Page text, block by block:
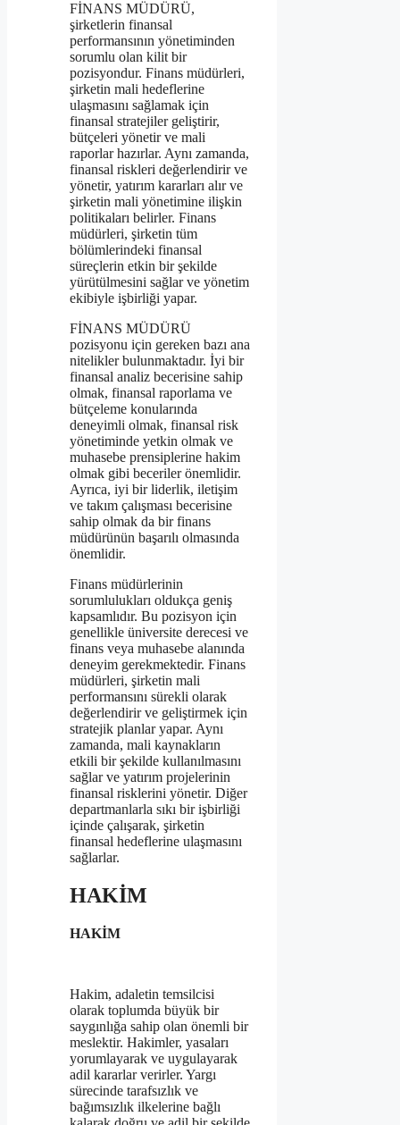
FİNANS MÜDÜRÜ,
şirketlerin finansal
performansının yönetiminden
sorumlu olan kilit bir
pozisyondur. Finans müdürleri,
şirketin mali hedeflerine
ulaşmasını sağlamak için
finansal stratejiler geliştirir,
bütçeleri yönetir ve mali
raporlar hazırlar. Aynı zamanda,
finansal riskleri değerlendirir ve
yönetir, yatırım kararları alır ve
şirketin mali yönetimine ilişkin
politikaları belirler. Finans
müdürleri, şirketin tüm
bölümlerindeki finansal
süreçlerin etkin bir şekilde
yürütülmesini sağlar ve yönetim
ekibiyle işbirliği yapar.
FİNANS MÜDÜRÜ
pozisyonu için gereken bazı ana
nitelikler bulunmaktadır. İyi bir
finansal analiz becerisine sahip
olmak, finansal raporlama ve
bütçeleme konularında
deneyimli olmak, finansal risk
yönetiminde yetkin olmak ve
muhasebe prensiplerine hakim
olmak gibi beceriler önemlidir.
Ayrıca, iyi bir liderlik, iletişim
ve takım çalışması becerisine
sahip olmak da bir finans
müdürünün başarılı olmasında
önemlidir.
Finans müdürlerinin
sorumlulukları oldukça geniş
kapsamlıdır. Bu pozisyon için
genellikle üniversite derecesi ve
finans veya muhasebe alanında
deneyim gerekmektedir. Finans
müdürleri, şirketin mali
performansını sürekli olarak
değerlendirir ve geliştirmek için
stratejik planlar yapar. Aynı
zamanda, mali kaynakların
etkili bir şekilde kullanılmasını
sağlar ve yatırım projelerinin
finansal risklerini yönetir. Diğer
departmanlarla sıkı bir işbirliği
içinde çalışarak, şirketin
finansal hedeflerine ulaşmasını
sağlarlar.
HAKİM
HAKİM
Hakim, adaletin temsilcisi
olarak toplumda büyük bir
saygınlığa sahip olan önemli bir
meslektir. Hakimler, yasaları
yorumlayarak ve uygulayarak
adil kararlar verirler. Yargı
sürecinde tarafsızlık ve
bağımsızlık ilkelerine bağlı